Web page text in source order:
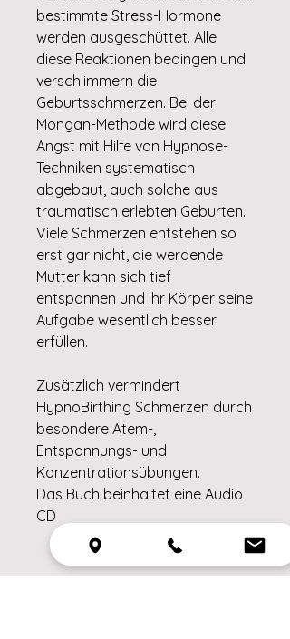
bestimmte Stress-Hormone
werden ausgeschüttet. Alle
diese Reaktionen bedingen und
verschlimmern die
Geburtsschmerzen. Bei der
Mongan-Methode wird diese
Angst mit Hilfe von Hypnose-
Techniken systematisch
abgebaut, auch solche aus
traumatisch erlebten Geburten.
Viele Schmerzen entstehen so
erst gar nicht, die werdende
Mutter kann sich tief
entspannen und ihr Körper seine
Aufgabe wesentlich besser
erfüllen.
Zusätzlich vermindert
HypnoBirthing Schmerzen durch
besondere Atem-,
Entspannungs- und
Konzentrationsübungen.
Das Buch beinhaltet eine Audio
CD